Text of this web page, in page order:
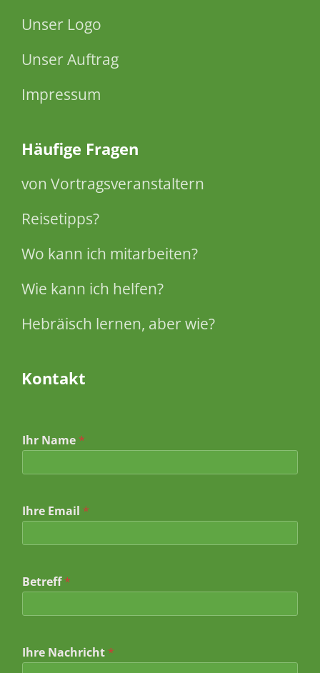
Unser Logo
Unser Auftrag
Impressum
Häufige Fragen
von Vortragsveranstaltern
Reisetipps?
Wo kann ich mitarbeiten?
Wie kann ich helfen?
Hebräisch lernen, aber wie?
Kontakt
Ihr Name *
Ihre Email *
Betreff*
h
r
Ihre Nachricht *